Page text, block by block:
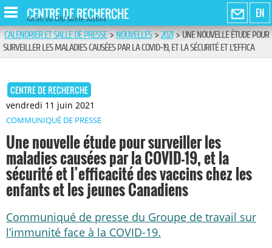
EN
CENTRE DE RECHERCHE
Azrieli du CHU Sainte-Justine
CALENDRIER ET SALLE DE PRESSE>NOUVELLES>2021>UNE NOUVELLE ÉTUDE POUR
SURVEILLER LES MALADIES CAUSÉES PAR LA COVID-19, ET LA SÉCURITÉ ET L’EFFICA
CENTRE DE RECHERCHE
vendredi 11 juin 2021
COMMUNIQUÉ DE PRESSE
Une nouvelle étude pour surveiller les
maladies causées par la COVID-19, et la
sécurité et l’efficacité des vaccins chez les
enfants et les jeunes Canadiens
Communiqué de presse du Groupe de travail sur
l’immunité face à la COVID-19.